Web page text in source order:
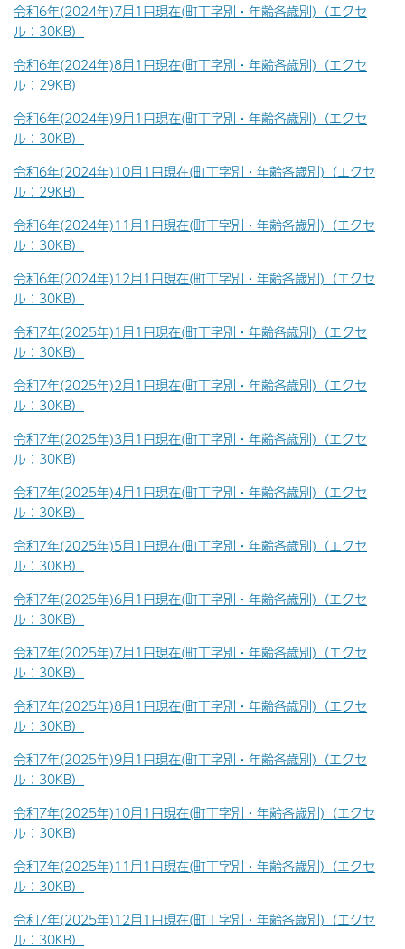
令和6年(2024年)7月1日現在(町丁字別・年齢各歳別)（エクセ
ル：30KB）
令和6年(2024年)8月1日現在(町丁字別・年齢各歳別)（エクセ
ル：29KB）
令和6年(2024年)9月1日現在(町丁字別・年齢各歳別)（エクセ
ル：30KB）
令和6年(2024年)10月1日現在(町丁字別・年齢各歳別)（エクセ
ル：29KB）
令和6年(2024年)11月1日現在(町丁字別・年齢各歳別)（エクセ
ル：30KB）
令和6年(2024年)12月1日現在(町丁字別・年齢各歳別)（エクセ
ル：30KB）
令和7年(2025年)1月1日現在(町丁字別・年齢各歳別)（エクセ
ル：30KB）
令和7年(2025年)2月1日現在(町丁字別・年齢各歳別)（エクセ
ル：30KB）
令和7年(2025年)3月1日現在(町丁字別・年齢各歳別)（エクセ
ル：30KB）
令和7年(2025年)4月1日現在(町丁字別・年齢各歳別)（エクセ
ル：30KB）
令和7年(2025年)5月1日現在(町丁字別・年齢各歳別)（エクセ
ル：30KB）
令和7年(2025年)6月1日現在(町丁字別・年齢各歳別)（エクセ
ル：30KB）
令和7年(2025年)7月1日現在(町丁字別・年齢各歳別)（エクセ
ル：30KB）
令和7年(2025年)8月1日現在(町丁字別・年齢各歳別)（エクセ
ル：30KB）
令和7年(2025年)9月1日現在(町丁字別・年齢各歳別)（エクセ
ル：30KB）
令和7年(2025年)10月1日現在(町丁字別・年齢各歳別)（エクセ
ル：30KB）
令和7年(2025年)11月1日現在(町丁字別・年齢各歳別)（エクセ
ル：30KB）
令和7年(2025年)12月1日現在(町丁字別・年齢各歳別)（エクセ
ル：30KB）